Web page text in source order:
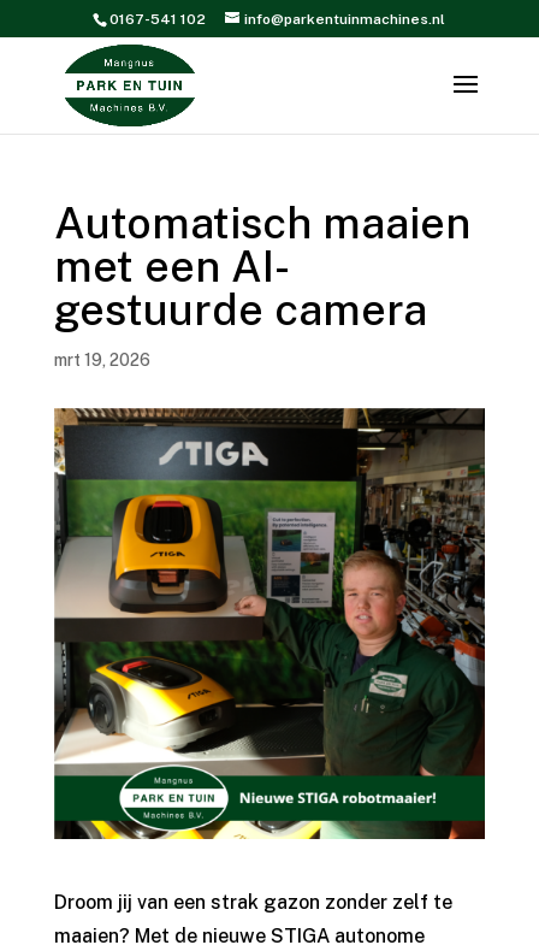
0167-541 102 info@parkentuinmachines.nl
Automatisch maaien
met een AI-
gestuurde camera
mrt 19, 2026
Droom jij van een strak gazon zonder zelf te
maaien? Met de nieuwe STIGA autonome